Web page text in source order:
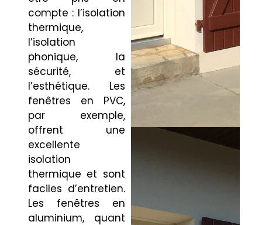
compte : l’isolation
thermique,
l’isolation
phonique, la
sécurité, et
l’esthétique. Les
fenêtres en PVC,
par exemple,
offrent une
excellente
isolation
thermique et sont
faciles d’entretien.
Les fenêtres en
aluminium, quant